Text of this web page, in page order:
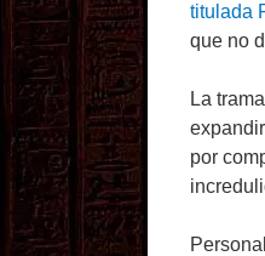
titulada
que no
La
por